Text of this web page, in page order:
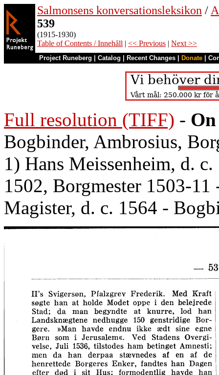
Salmonsens konversationsleksikon /
539
(1915-1930)
Table of Contents / Innehåll | << Previous | Next >>
Project Runeberg Catalog Recent Changes Donate
Full resolution (TIFF) -
Bogbinder, Ambrosius,
1) Hans Meissenheim, d.
1502, Borgmester 1503-
Magister, d. c. 1564 -